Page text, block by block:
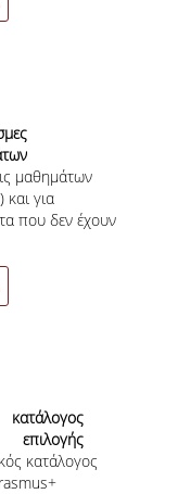
σε
μαθημάτων
και για
που δεν έχουν
επιλογής
Τμήματος
κατάλογος